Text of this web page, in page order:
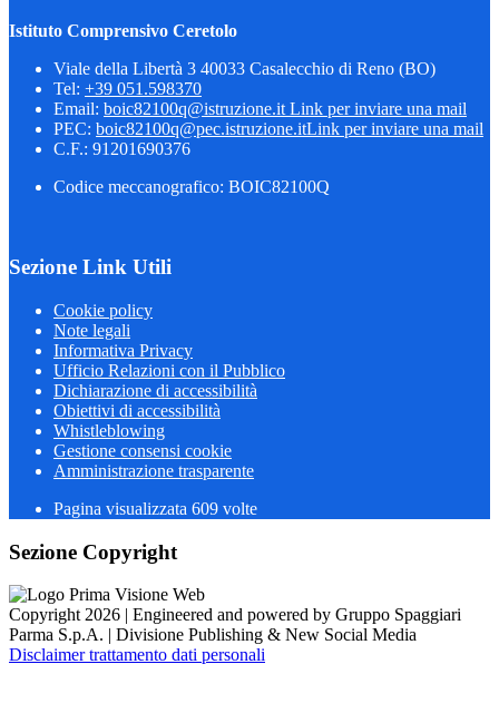
Istituto Comprensivo Ceretolo
Viale della Libertà 3 40033 Casalecchio di Reno (BO)
Tel: +39 051.598370
Email: boic82100q@istruzione.it Link per inviare una mail
PEC: boic82100q@pec.istruzione.itLink per inviare una mail
C.F.: 91201690376
Codice meccanografico: BOIC82100Q
Sezione Link Utili
Cookie policy
Note legali
Informativa Privacy
Ufficio Relazioni con il Pubblico
Dichiarazione di accessibilità
Obiettivi di accessibilità
Whistleblowing
Gestione consensi cookie
Amministrazione trasparente
Pagina visualizzata 609 volte
Sezione Copyright
Copyright 2026 | Engineered and powered by Gruppo Spaggiari
Parma S.p.A. | Divisione Publishing & New Social Media
Disclaimer trattamento dati personali